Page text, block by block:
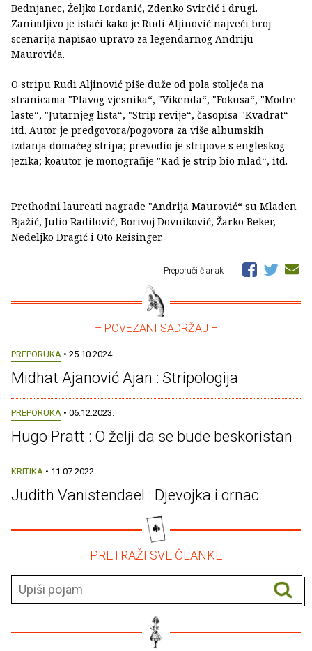
Bednjanec, Željko Lordanić, Zdenko Svirčić i drugi.
Zanimljivo je istaći kako je Rudi Aljinović najveći broj
scenarija napisao upravo za legendarnog Andriju
Maurovića.
O stripu Rudi Aljinović piše duže od pola stoljeća na
stranicama "Plavog vjesnika“, "Vikenda“, "Fokusa“, "Modre
laste“, "Jutarnjeg lista“, "Strip revije“, časopisa "Kvadrat“
itd. Autor je predgovora/pogovora za više albumskih
izdanja domaćeg stripa; prevodio je stripove s engleskog
jezika; koautor je monografije "Kad je strip bio mlad“, itd.
Prethodni laureati nagrade "Andrija Maurović“ su Mladen
Bjažić, Julio Radilović, Borivoj Dovniković, Žarko Beker,
Nedeljko Dragić i Oto Reisinger.
Preporuči članak
– POVEZANI SADRŽAJ –
PREPORUKA • 25.10.2024.
Midhat Ajanović Ajan : Stripologija
PREPORUKA • 06.12.2023.
Hugo Pratt : O želji da se bude beskoristan
KRITIKA • 11.07.2022.
Judith Vanistendael : Djevojka i crnac
– PRETRAŽI SVE ČLANKE –